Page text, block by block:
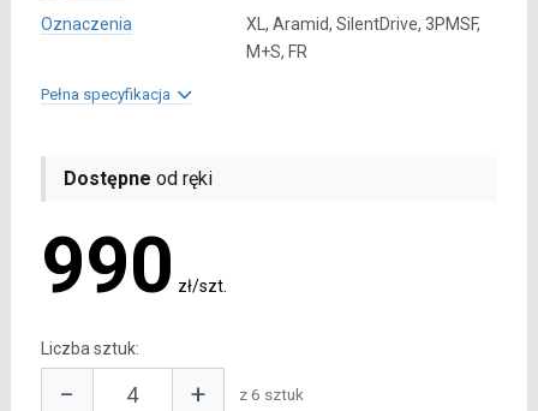
Oznaczenia
XL, Aramid, SilentDrive, 3PMSF,
M+S, FR
Pełna specyfikacja
Dostępne od ręki
990 zł/szt.
Liczba sztuk:
− + z 6 sztuk